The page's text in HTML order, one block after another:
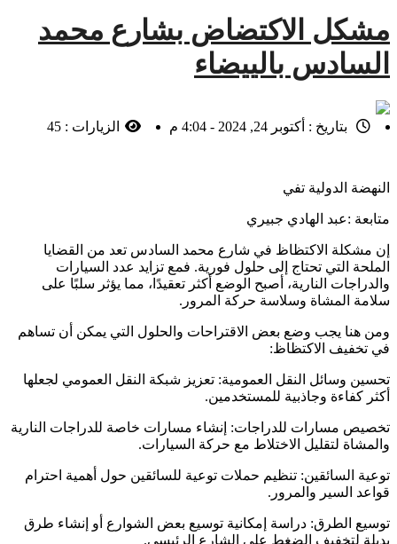
مشكل الاكتضاض بشارع محمد
السادس بالييضاء
بتاريخ : أكتوبر 24, 2024 - 4:04 م الزيارات : 45
النهضة الدولية تفي
متابعة :عبد الهادي جبيري
إن مشكلة الاكتظاظ في شارع محمد السادس تعد من القضايا
الملحة التي تحتاج إلى حلول فورية. فمع تزايد عدد السيارات
والدراجات النارية، أصبح الوضع أكثر تعقيدًا، مما يؤثر سلبًا على
سلامة المشاة وسلاسة حركة المرور.
ومن هنا يجب وضع بعض الاقتراحات والحلول التي يمكن أن تساهم
في تخفيف الاكتظاظ:
تحسين وسائل النقل العمومية: تعزيز شبكة النقل العمومي لجعلها
أكثر كفاءة وجاذبية للمستخدمين.
تخصيص مسارات للدراجات: إنشاء مسارات خاصة للدراجات النارية
والمشاة لتقليل الاختلاط مع حركة السيارات.
توعية السائقين: تنظيم حملات توعية للسائقين حول أهمية احترام
قواعد السير والمرور.
توسيع الطرق: دراسة إمكانية توسيع بعض الشوارع أو إنشاء طرق
بديلة لتخفيف الضغط على الشارع الرئيسي.